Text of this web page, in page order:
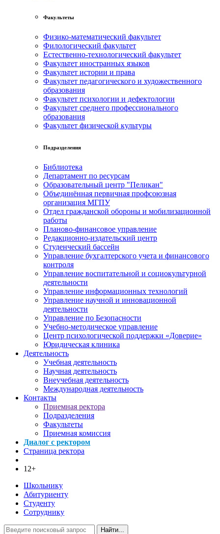
Факультеты
Физико-математический факультет
Филологический факультет
Естественно-технологический факультет
Факультет иностранных языков
Факультет истории и права
Факультет педагогического и художественного
образования
Факультет психологии и дефектологии
Факультет среднего профессионального
образования
Факультет физической культуры
Подразделения
Библиотека
Департамент по ресурсам
Образовательный центр "Пеликан"
Объединённая первичная профсоюзная
организация МГПУ
Отдел гражданской обороны и мобилизационной
работы
Планово-финансовое управление
Редакционно-издательский центр
Студенческий бассейн
Управление бухгалтерского учета и финансового
контроля
Управление воспитательной и социокультурной
деятельности
Управление информационных технологий
Управление научной и инновационной
деятельности
Управление по Безопасности
Учебно-методическое управление
Центр психологической поддержки «Доверие»
Юридическая клиника
Деятельность
Учебная деятельность
Научная деятельность
Внеучебная деятельность
Международная деятельность
Контакты
Приемная ректора
Подразделения
Факультеты
Приемная комиссия
Диалог с ректором
Страница ректора
12+
Школьнику
Абитуриенту
Студенту
Сотруднику
Найти...